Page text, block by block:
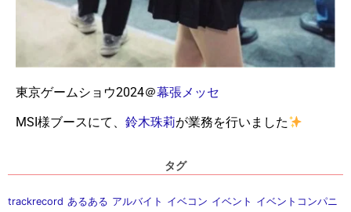
東京ゲームショウ2024＠幕張メッセ
MSI様ブースにて、 鈴木珠莉が業務を行いました
タグ
trackrecord あるある アルバイト イベコン イベント イベントコンパニ